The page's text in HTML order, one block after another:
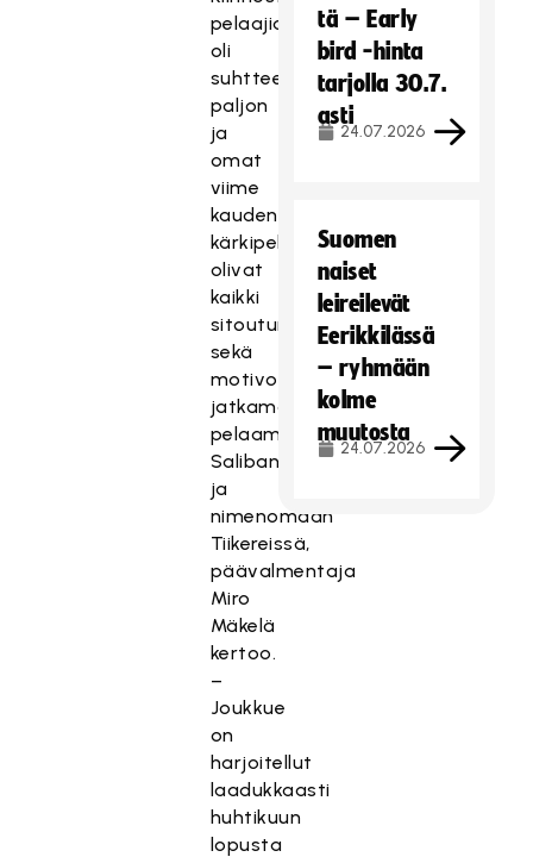
pelaajia
oli
suhtteellisen
paljon
ja
omat
viime
kauden
kärkipelaajat
olivat
kaikki
sitoutuneita
sekä
motivoituneita
jatkamaan
pelaamista
Salibandyliigassa
ja
nimenomaan
Tiikereissä,
päävalmentaja
Miro
Mäkelä
kertoo.
–
Joukkue
on
harjoitellut
laadukkaasti
huhtikuun
lopusta
tä – Early
bird -hinta
tarjolla 30.7.
asti
24.07.2026
Suomen
naiset
leireilevät
Eerikkilässä
– ryhmään
kolme
muutosta
24.07.2026